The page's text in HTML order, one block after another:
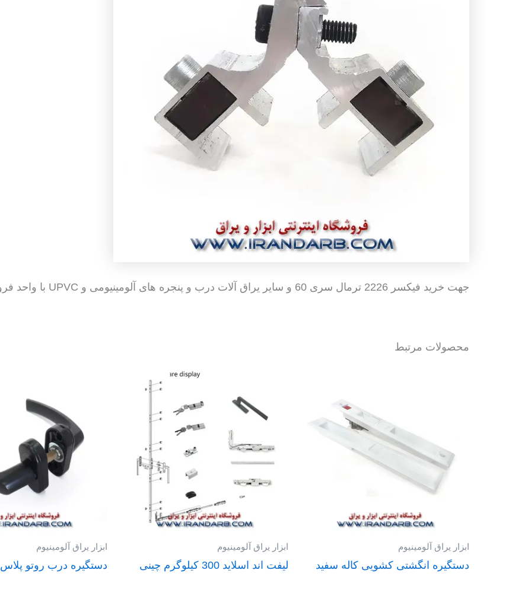
جهت خرید فیکسر 2226 ترمال سری 60 و سایر یراق آلات درب و پنجره های آلومینیومی و UPVC با واحد فروش در ارتباط باشید.
محصولات مرتبط
ابزار یراق آلومینیوم
دستگیره انگشتی کشویی کاله سفید
ابزار یراق آلومینیوم
لیفت اند اسلاید 300 کیلوگرم چینی
ابزار یراق آلومینیوم
دستگیره درب روتو پلاس